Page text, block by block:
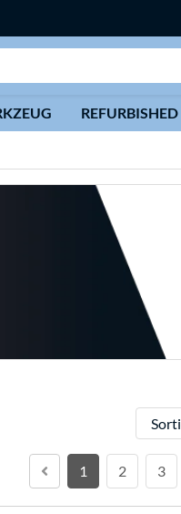
REFURBISHED
Sortieren
1 2 3